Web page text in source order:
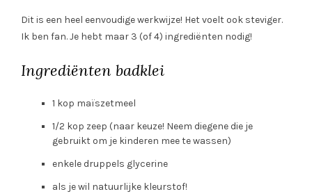
Dit is een heel eenvoudige werkwijze! Het voelt ook steviger.
Ik ben fan. Je hebt maar 3 (of 4) ingrediënten nodig!
Ingrediënten badklei
1 kop maïszetmeel
1/2 kop zeep (naar keuze! Neem diegene die je
gebruikt om je kinderen mee te wassen)
enkele druppels glycerine
als je wil natuurlijke kleurstof!